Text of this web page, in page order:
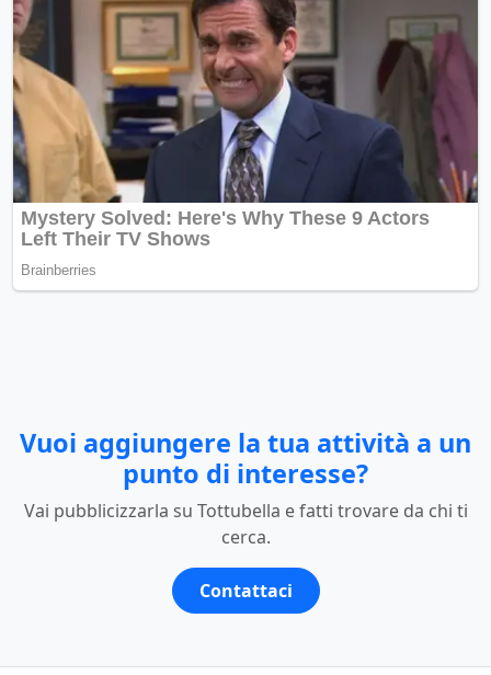
Vuoi aggiungere la tua attività a un
punto di interesse?
Vai pubblicizzarla su Tottubella e fatti trovare da chi ti
cerca.
Contattaci